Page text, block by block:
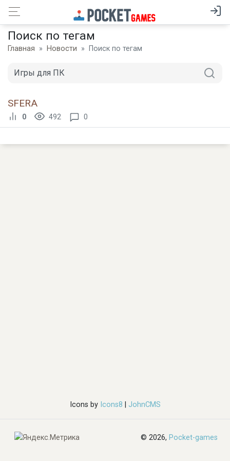
Поиск по тегам
Главная Новости Поиск по тегам
SFERA
0 492 0
Icons byIcons8 JohnCMS
© 2026, Pocket-games